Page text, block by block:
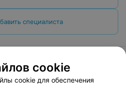
специалиста
Размещение рекламы
cookie
cookie для обеспечения